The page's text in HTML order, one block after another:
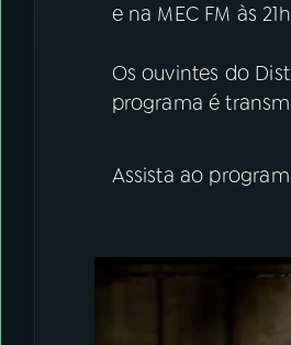
e na MEC FM às
Os ouvintes do
programa é
Assista ao